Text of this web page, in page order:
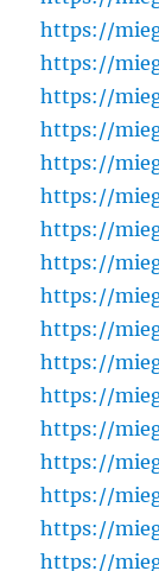
https://
https://
https://
https://
https://
https://
https://
https://
https://
https://
https://
https://
https://
https://
https://
https://
https://